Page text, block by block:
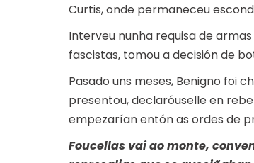
Curtis, onde permaneceu
Interveu nunha requisa de
fascistas, tomou a decisión de
Pasado uns meses, Benigno foi
presentou, declaróuselle en
empezarían entón as ordes de
Foucellas vai ao monte,